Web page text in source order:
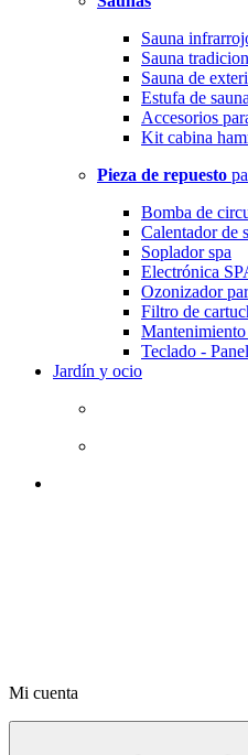
Sauna
Sauna
Sauna de
Estufa de sauna
Accesorios
Kit cabina
Pieza de repuesto
Bomba de
Calentador de
Soplador spa
Electrónica
Ozonizador
Filtro de
Mantenimiento
Teclado -
Jardín y ocio
Mi cuenta